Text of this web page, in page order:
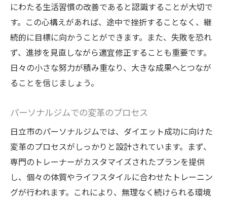
にわたる生活習慣の改善であると認識することが大切で
す。この心構えがあれば、途中で挫折することなく、継
続的に目標に向かうことができます。また、失敗を恐れ
ず、進捗を見直しながら適宜修正することも重要です。
日々の小さな努力が積み重なり、大きな成果へとつなが
ることを信じましょう。
パーソナルジムでの変革のプロセス
日立市のパーソナルジムでは、ダイエット成功に向けた
変革のプロセスがしっかりと設計されています。まず、
専門のトレーナーがカスタマイズされたプランを提供
し、個々の体質やライフスタイルに合わせたトレーニン
グが行われます。これにより、無理なく続けられる環境